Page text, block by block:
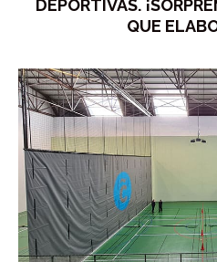
DEPORTIVAS.
QUE